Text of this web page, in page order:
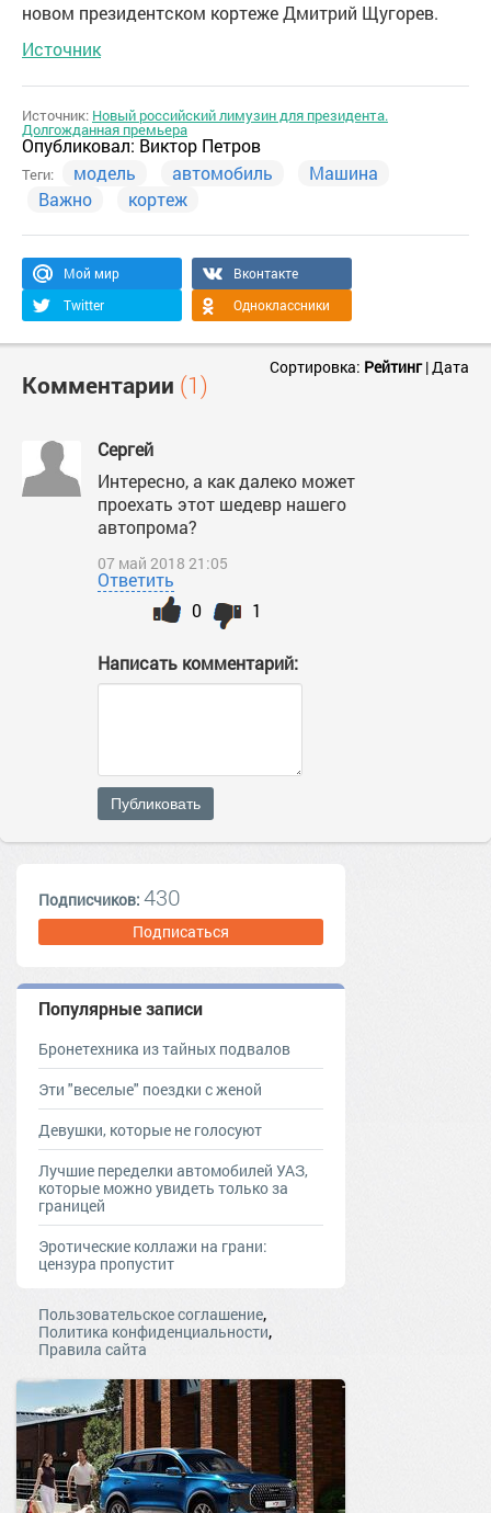
новом президентском кортеже Дмитрий Щугорев.
Источник
Источник: Новый российский лимузин для президента.
Долгожданная премьера
Опубликовал: Виктор Петров
Теги: модель автомобиль
Машина
Важно
кортеж
Мой мир
Вконтакте
Twitter
Одноклассники
Комментарии (1)
Сортировка: Рейтинг|Дата
Сергей
Интересно, а как далеко может
проехать этот шедевр нашего
автопрома?
07 май 2018 21:05
Ответить
1
0
Написать комментарий:
Публиковать
Подписчиков: 430
Подписаться
Популярные записи
Бронетехника из тайных подвалов
Эти "веселые" поездки с женой
Девушки, которые не голосуют
Лучшие переделки автомобилей УАЗ,
которые можно увидеть только за
границей
Эротические коллажи на грани:
цензура пропустит
Пользовательское соглашение,
Политика конфиденциальности,
Правила сайта